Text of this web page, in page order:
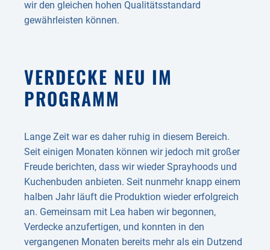
wir den gleichen hohen Qualitätsstandard
gewährleisten können.
VERDECKE NEU IM
PROGRAMM
Lange Zeit war es daher ruhig in diesem Bereich.
Seit einigen Monaten können wir jedoch mit großer
Freude berichten, dass wir wieder Sprayhoods und
Kuchenbuden anbieten. Seit nunmehr knapp einem
halben Jahr läuft die Produktion wieder erfolgreich
an. Gemeinsam mit Lea haben wir begonnen,
Verdecke anzufertigen, und konnten in den
vergangenen Monaten bereits mehr als ein Dutzend